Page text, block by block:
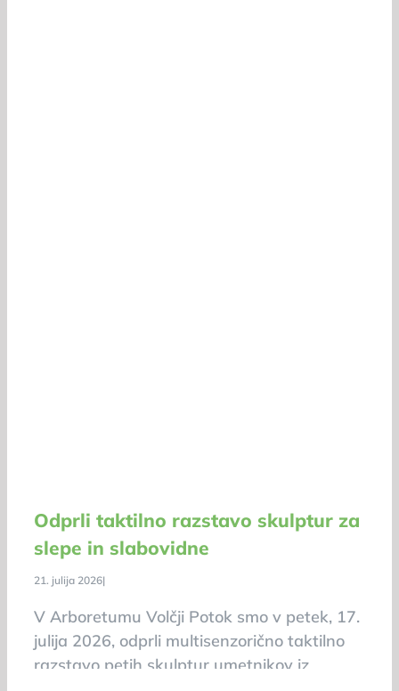
Odprli taktilno razstavo skulptur za
slepe in slabovidne
21. julija 2026|
V Arboretumu Volčji Potok smo v petek, 17.
julija 2026, odprli multisenzorično taktilno
razstavo petih skulptur umetnikov iz